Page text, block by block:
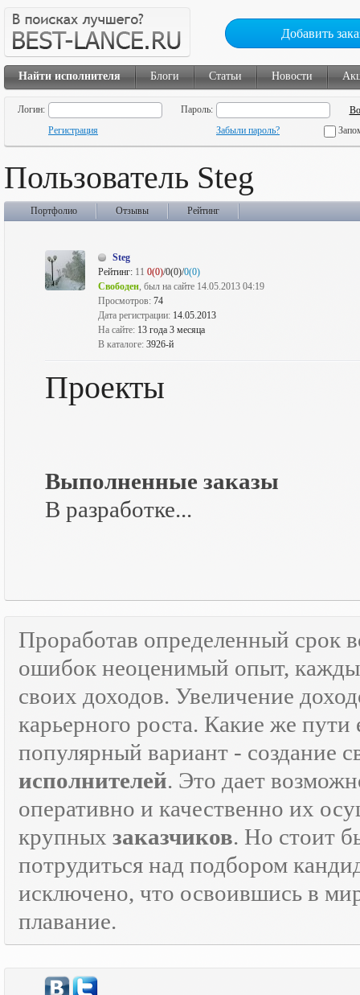
Добавить
Найти исполнителя Блоги Статьи Новости
Логин:
Пароль:
Регистрация
Забыли пароль?
Пользователь Steg
Портфолио Отзывы Рейтинг
Steg
Рейтинг: 11 0(0)/0(0)/0(0)
Свободен, был на сайте 14.05.2013 04:19
Просмотров: 74
Дата регистрации: 14.05.2013
На сайте: 13 года 3 месяца
В каталоге: 3926-й
Проекты
Выполненные заказы
В разработке...
Проработав определенный срок
ошибок неоценимый опыт,
своих доходов. Увеличение
карьерного роста. Какие же пути
популярный вариант - создание
исполнителей. Это дает
оперативно и качественно их
крупных заказчиков. Но стоит
потрудиться над подбором
исключено, что освоившись в
плавание.